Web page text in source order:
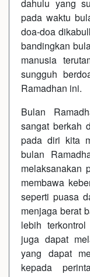
dahulu yang
pada waktu
doa-doa
bandingkan
manusia
sungguh
Ramadhan ini.
Bulan
sangat berkah
pada diri kita
bulan
melaksanakan
membawa
seperti puasa
menjaga berat
lebih
juga dapat
yang dapat
kepada